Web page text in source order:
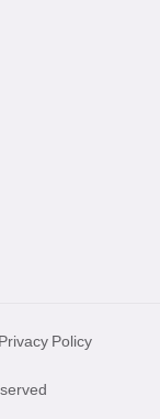
Privacy Policy